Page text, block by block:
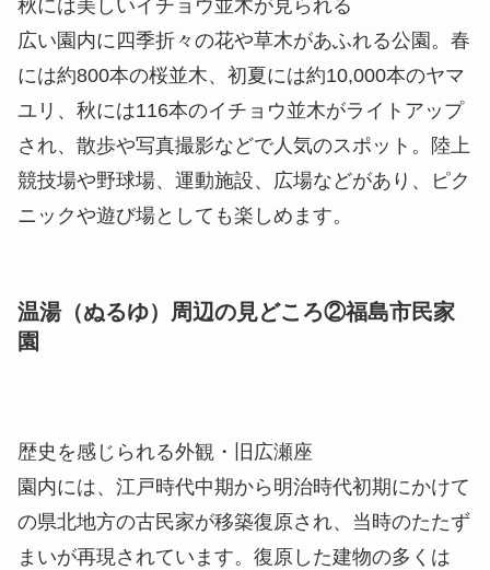
秋には美しいイチョウ並木が見られる
広い園内に四季折々の花や草木があふれる公園。春
には約800本の桜並木、初夏には約10,000本のヤマ
ユリ、秋には116本のイチョウ並木がライトアップ
され、散歩や写真撮影などで人気のスポット。陸上
競技場や野球場、運動施設、広場などがあり、ピク
ニックや遊び場としても楽しめます。
温湯（ぬるゆ）周辺の見どころ②福島市民家
園
歴史を感じられる外観・旧広瀬座
園内には、江戸時代中期から明治時代初期にかけて
の県北地方の古民家が移築復原され、当時のたたず
まいが再現されています。復原した建物の多くは